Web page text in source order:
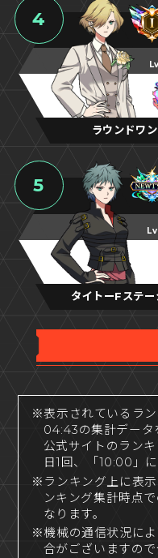
4
ラウンドワ
5
タイトーFステ
※表示されているラ
04:43の集計データ
公式サイトのラン
日1回、「10:00」に
※ランキング上に表
ンキング集計時点
なります。
※機械の通信状況に
合がございますので